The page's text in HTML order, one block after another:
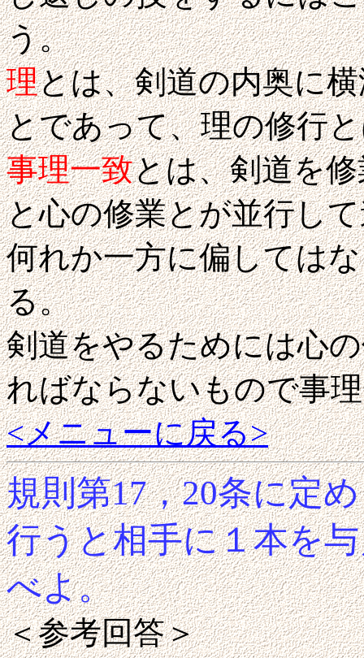
う。
理とは、剣道の内奥に
とであって、理の修行
事理一致とは、剣道を
と心の修業とが並行し
何れか一方に偏しては
る。
剣道をやるためには心
ればならないもので事
<メニューに戻る>
規則第17，20条に定
行うと相手に１本を
べよ。
＜参考回答＞